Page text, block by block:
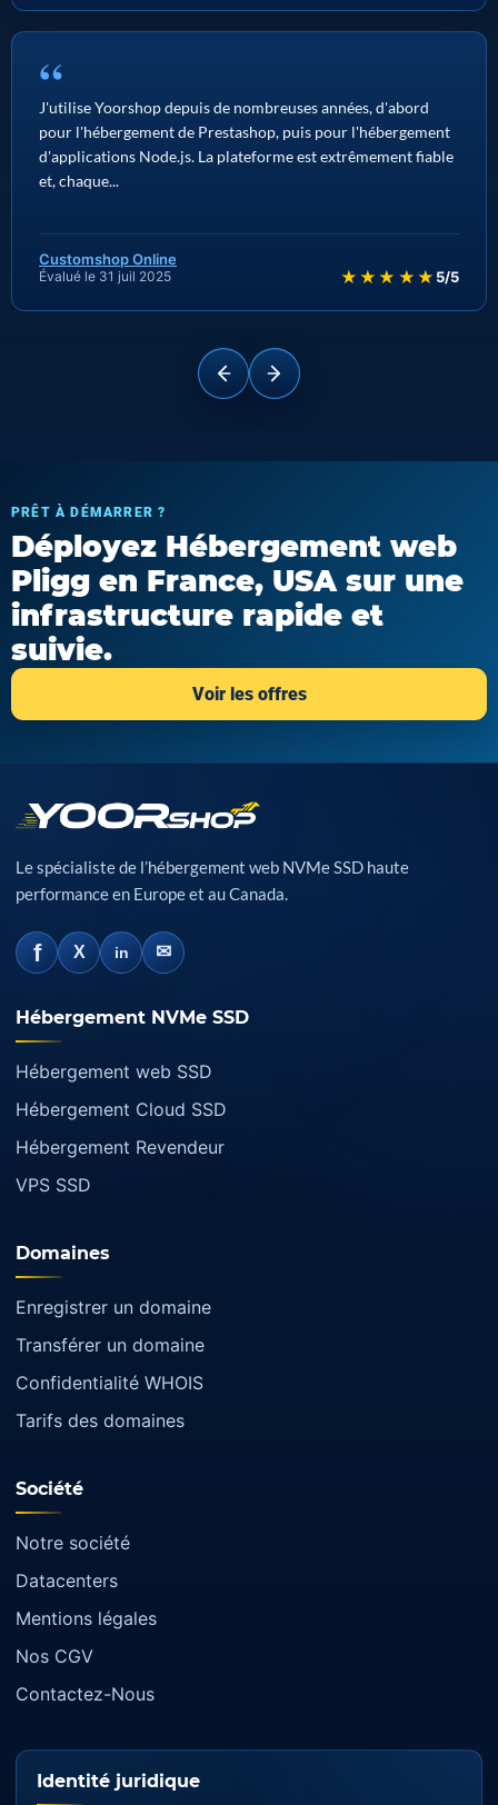
“
J'utilise Yoorshop depuis de nombreuses années, d'abord
pour l'hébergement de Prestashop, puis pour l'hébergement
d'applications Node.js. La plateforme est extrêmement fiable
et, chaque...
Customshop Online
Évalué le 31 juil 2025 ★★★★★ 5/5
PRÊT À DÉMARRER ?
Déployez Hébergement web
Pligg en France, USA sur une
infrastructure rapide et
suivie.
Voir les offres
Le spécialiste de l’hébergement web NVMe SSD haute
performance en Europe et au Canada.
f X in ✉
Hébergement NVMe SSD
Hébergement web SSD
Hébergement Cloud SSD
Hébergement Revendeur
VPS SSD
Domaines
Enregistrer un domaine
Transférer un domaine
Confidentialité WHOIS
Tarifs des domaines
Société
Notre société
Datacenters
Mentions légales
Nos CGV
Contactez-Nous
Identité juridique